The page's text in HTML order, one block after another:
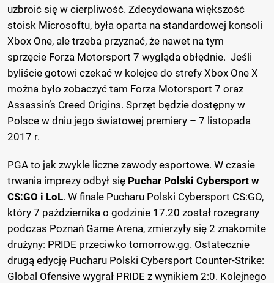
uzbroić się w cierpliwość. Zdecydowana większość
stoisk Microsoftu, była oparta na standardowej konsoli
Xbox One, ale trzeba przyznać, że nawet na tym
sprzęcie Forza Motorsport 7 wygląda obłędnie. Jeśli
byliście gotowi czekać w kolejce do strefy Xbox One X
można było zobaczyć tam Forza Motorsport 7 oraz
Assassin’s Creed Origins. Sprzęt będzie dostępny w
Polsce w dniu jego światowej premiery – 7 listopada
2017 r.
PGA to jak zwykle liczne zawody esportowe. W czasie
trwania imprezy odbył się Puchar Polski Cybersport w
CS:GO i LoL. W finale Pucharu Polski Cybersport CS:GO,
który 7 października o godzinie 17.20 został rozegrany
podczas Poznań Game Arena, zmierzyły się 2 znakomite
drużyny: PRIDE przeciwko tomorrow.gg. Ostatecznie
drugą edycję Pucharu Polski Cybersport Counter-Strike:
Global Ofensive wygrał PRIDE z wynikiem 2:0. Kolejnego